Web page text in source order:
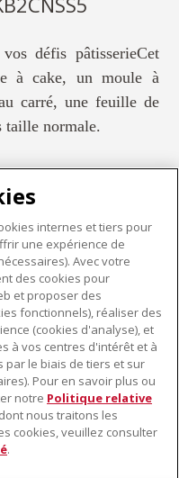
défis pâtisserieCet
à cake, un moule à
carré, une feuille de
taille normale.
internes et tiers pour
une expérience de
Avec votre
des cookies pour
et proposer des
fonctionnels), réaliser des
(cookies d'analyse), et
à vos centres d'intérêt et à
par le biais de tiers et sur
Pour en savoir plus ou
notre Politique relative
nous traitons les
cookies, veuillez consulter
.